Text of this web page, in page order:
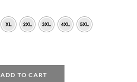
ADD TO CART